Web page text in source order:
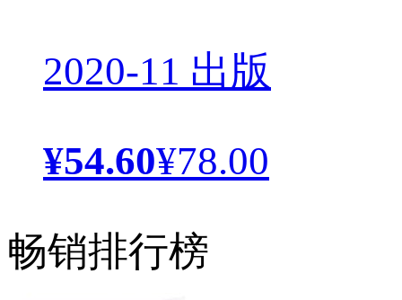
2020-11 出版
¥54.60¥78.00
畅销排行榜